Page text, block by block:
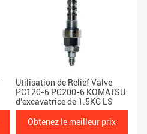
Utilisation de Relief Valve
PC120-6 PC200-6 KOMATSU
d'excavatrice de 1.5KG LS
Obtenez le meilleur prix